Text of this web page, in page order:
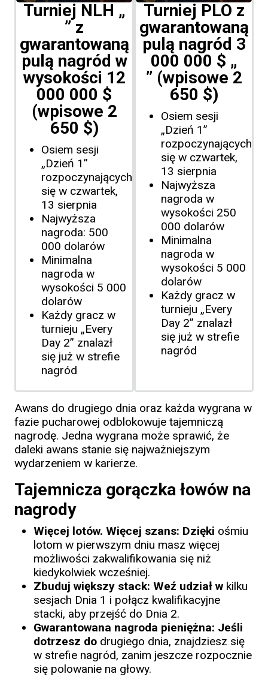
Turniej NLH „
” z
gwarantowaną
pulą nagród w
wysokości 12
000 000 $
(wpisowe 2
650 $)
Osiem sesji
„Dzień 1”
rozpoczynających
się w czwartek,
13 sierpnia
Najwyższa
nagroda: 500
000 dolarów
Minimalna
nagroda w
wysokości 5 000
dolarów
Każdy gracz w
turnieju „Every
Day 2” znalazł
się już w strefie
nagród
Turniej PLO z
gwarantowaną
pulą nagród 3
000 000 $ „
” (wpisowe 2
650 $)
Osiem sesji
„Dzień 1”
rozpoczynających
się w czwartek,
13 sierpnia
Najwyższa
nagroda w
wysokości 250
000 dolarów
Minimalna
nagroda w
wysokości 5 000
dolarów
Każdy gracz w
turnieju „Every
Day 2” znalazł
się już w strefie
nagród
Awans do drugiego dnia oraz każda wygrana w
fazie pucharowej odblokowuje tajemniczą
nagrodę. Jedna wygrana może sprawić, że
daleki awans stanie się najważniejszym
wydarzeniem w karierze.
Tajemnicza gorączka łowów na
nagrody
Więcej lotów. Więcej szans: Dzięki ośmiu
lotom w pierwszym dniu masz więcej
możliwości zakwalifikowania się niż
kiedykolwiek wcześniej.
Zbuduj większy stack: Weź udział w kilku
sesjach Dnia 1 i połącz kwalifikacyjne
stacki, aby przejść do Dnia 2.
Gwarantowana nagroda pieniężna: Jeśli
dotrzesz do drugiego dnia, znajdziesz się
w strefie nagród, zanim jeszcze rozpocznie
się polowanie na głowy.